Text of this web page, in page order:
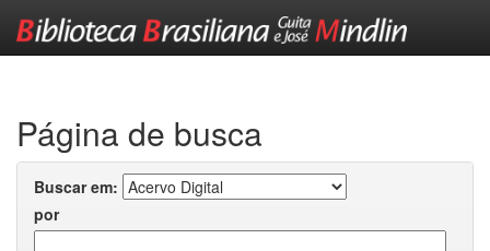
Página de busca
Buscar em:
por